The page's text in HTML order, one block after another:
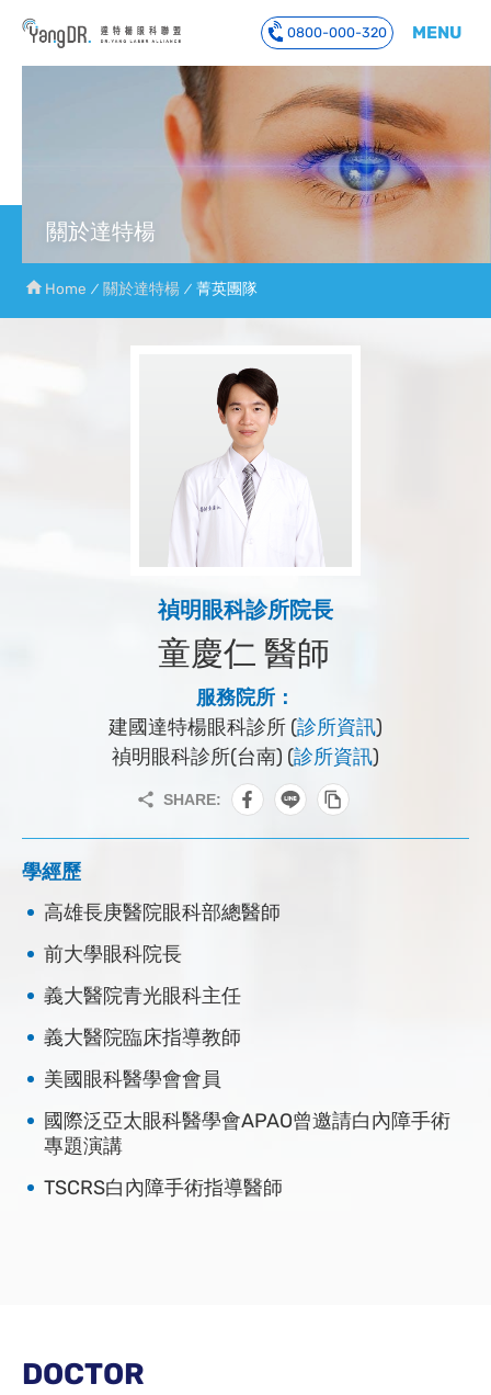
0800-000-320 MENU
關於達特楊
Home 關於達特楊 菁英團隊
禎明眼科診所院長
童慶仁 醫師
服務院所：
建國達特楊眼科診所 (診所資訊)
禎明眼科診所(台南) (診所資訊)
學經歷
高雄長庚醫院眼科部總醫師
前大學眼科院長
義大醫院青光眼科主任
義大醫院臨床指導教師
美國眼科醫學會會員
國際泛亞太眼科醫學會APAO曾邀請白內障手術
專題演講
TSCRS白內障手術指導醫師
DOCTOR